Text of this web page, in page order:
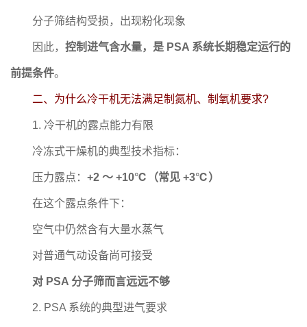
分子筛结构受损，出现粉化现象
因此， 控制进气含水量，是 PSA 系统长期稳定运行的
前提条件。
二、为什么冷干机无法满足制氮机、制氧机要求?
1. 冷干机的露点能力有限
冷冻式干燥机的典型技术指标：
压力露点： +2 ～ +10℃（常见 +3℃）
在这个露点条件下：
空气中仍然含有大量水蒸气
对普通气动设备尚可接受
对 PSA 分子筛而言远远不够
2. PSA 系统的典型进气要求